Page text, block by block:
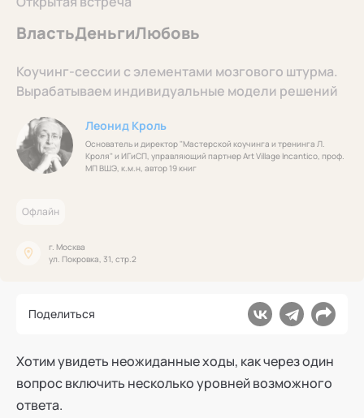
ВластьДеньгиЛюбовь
Коучинг-сессии с элементами мозгового штурма.
Вырабатываем индивидуальные модели решений
Леонид Кроль
Основатель и директор "Мастерской коучинга и тренинга Л.
Кроля" и ИГиСП, управляющий партнер Art Village Incantico, проф.
МП ВШЭ, к.м.н, автор 19 книг
Офлайн
г. Москва
ул. Покровка, 31, стр.2
Поделиться
Хотим увидеть неожиданные ходы, как через один
вопрос включить несколько уровней возможного
ответа.
Профессионалам
Режим работы и тп